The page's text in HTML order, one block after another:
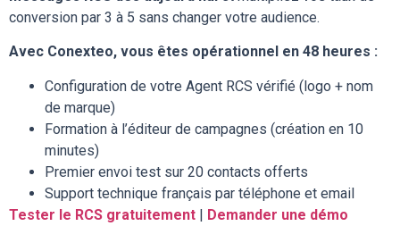
conversion par 3 à 5 sans changer votre audience.
Avec Conexteo, vous êtes opérationnel en 48 heures :
Configuration de votre Agent RCS vérifié (logo + nom
de marque)
Formation à l’éditeur de campagnes (création en 10
minutes)
Premier envoi test sur 20 contacts offerts
Support technique français par téléphone et email
Tester le RCS gratuitement | Demander une démo